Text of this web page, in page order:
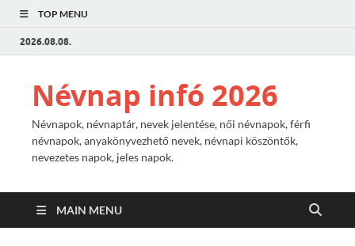
TOP MENU
2026.08.08.
Névnap infó 2026
Névnapok, névnaptár, nevek jelentése, női névnapok, férfi
névnapok, anyakönyvezhető nevek, névnapi köszöntők,
nevezetes napok, jeles napok.
MAIN MENU